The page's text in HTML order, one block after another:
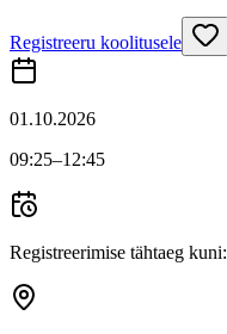
Registreeru koolitusele
01.10.2026
09:25–12:45
Registreerimise tähtaeg kuni: